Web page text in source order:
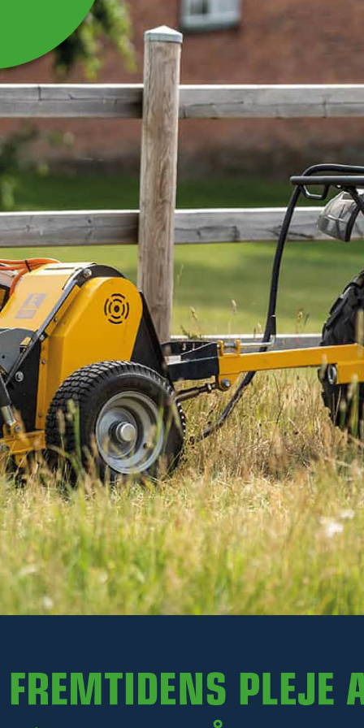
SPYD KORT TIL
STORBALLEGREB
Spyd kort til storballegreb SBG125
Læs mere
404 kr
Ekskl. moms
På lager
- +
LÆG I KURV
Varenr. R20-SBG125.002